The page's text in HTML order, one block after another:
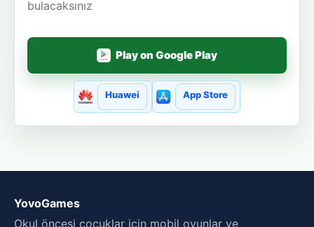
bulacaksınız
Play on Google Play
Huawei App Store
YovoGames
Okul öncesi çocuklar için mobil oyunlar ve